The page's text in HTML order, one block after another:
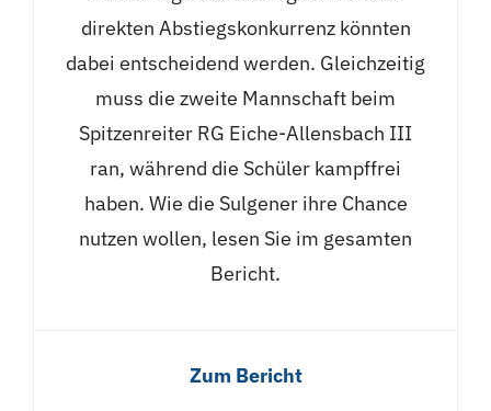
direkten Abstiegskonkurrenz könnten
dabei entscheidend werden. Gleichzeitig
muss die zweite Mannschaft beim
Spitzenreiter RG Eiche-Allensbach III
ran, während die Schüler kampffrei
haben. Wie die Sulgener ihre Chance
nutzen wollen, lesen Sie im gesamten
Bericht.
Zum Bericht